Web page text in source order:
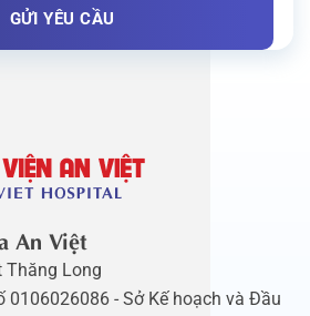
An Việt
Thăng Long
- Sở Kế hoạch và Đầu